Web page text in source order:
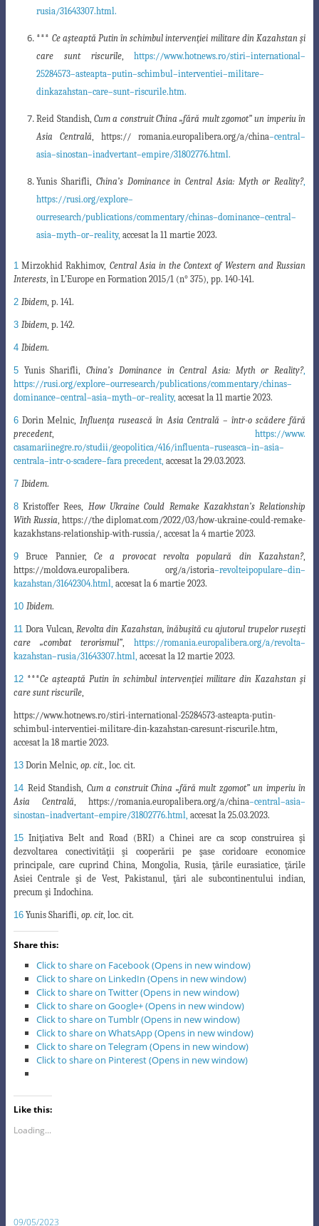
rusia/31643307.html.
*** Ce aşteaptă Putin în schimbul intervenţiei militare din Kazahstan şi
care sunt riscurile, https://www.hotnews.ro/stiri–international–
25284573–asteapta–putin–schimbul–interventiei–militare–
dinkazahstan–care–sunt–riscurile.htm.
Reid Standish,Cum a construit China „fără mult zgomot” un imperiu în
Asia Centrală, https:// romania.europalibera.org/a/china–central–
asia–sinostan–inadvertant–empire/31802776.html.
Yunis Sharifli, China’s Dominance in Central Asia: Myth or Reality?,
https://rusi.org/explore–
ourresearch/publications/commentary/chinas–dominance–central–
asia–myth–or–reality, accesat la 11 martie 2023.
1 Mirzokhid Rakhimov, Central Asia in the Context of Western and Russian
Interests, în L’Europe en Formation 2015/1 (n° 375), pp. 140-141.
2 Ibidem, p. 141.
3 Ibidem, p. 142.
4 Ibidem.
5Yunis Sharifli,China’s Dominance in Central Asia: Myth or Reality?,
https://rusi.org/explore–ourresearch/publications/commentary/chinas–
dominance–central–asia–myth–or–reality, accesat la 11 martie 2023.
6Dorin Melnic, Influenţa rusească în Asia Centrală – într-o scădere fără
precedent,https://www.
casamariinegre.ro/studii/geopolitica/416/influenta–ruseasca–in–asia–
centrala–intr-o-scadere–fara precedent, accesat la 29.03.2023.
7 Ibidem.
8Kristoffer Rees, How Ukraine Could Remake Kazakhstan’s Relationship
With Russia ,https://thediplomat.com/2022/03/how-ukraine-could-remake-
kazakhstans-relationship-with-russia/, accesatla 4 martie 2023.
9Bruce Pannier, Ce a provocat revolta populară din Kazahstan?,
https://moldova.europalibera. org/a/istoria–revolteipopulare–din–
kazahstan/31642304.html, accesat la 6 martie 2023.
10 Ibidem.
11 Dora Vulcan, Revolta din Kazahstan, înăbuşită cu ajutorul trupelor ruseşti
care „combat terorismul” ,https://romania.europalibera.org/a/revolta–
kazahstan–rusia/31643307.html, accesat la 12 martie 2023.
12***Ce aşteaptă Putin în schimbul intervenţiei militare din Kazahstan şi
care sunt riscurile,
https://www.hotnews.ro/stiri-international-25284573-asteapta-putin-
schimbul-interventiei-militare-din-kazahstan-caresunt-riscurile.htm,
accesat la 18 martie 2023.
13Dorin Melnic, op. cit., loc. cit.
14 Reid Standish, Cum a construit China „fără mult zgomot” un imperiu în
Asia Centrală , https://romania.europalibera.org/a/china–central–asia–
sinostan–inadvertant–empire/31802776.html accesat la 25.03.2023.
15Iniţiativa Belt and Road (BRI) a Chinei are ca scop construirea şi
dezvoltarea conectivităţii şi cooperării pe şase coridoare economice
principale, care cuprind China, Mongolia, Rusia, ţările eurasiatice, ţările
Asiei Centrale şi de Vest, Pakistanul, ţări ale subcontinentului indian,
precum şi Indochina.
16Yunis Sharifli, op. cit, loc. cit.
Share this:
Click to share on Facebook (Opens in new window)
Click to share on LinkedIn (Opens in new window)
Click to share on Twitter (Opens in new window)
Click to share on Google+ (Opens in new window)
Click to share on Tumblr (Opens in new window)
Click to share on WhatsApp (Opens in new window)
Click to share on Telegram (Opens in new window)
Click to share on Pinterest (Opens in new window)
Like this:
Loading...
09/05/2023